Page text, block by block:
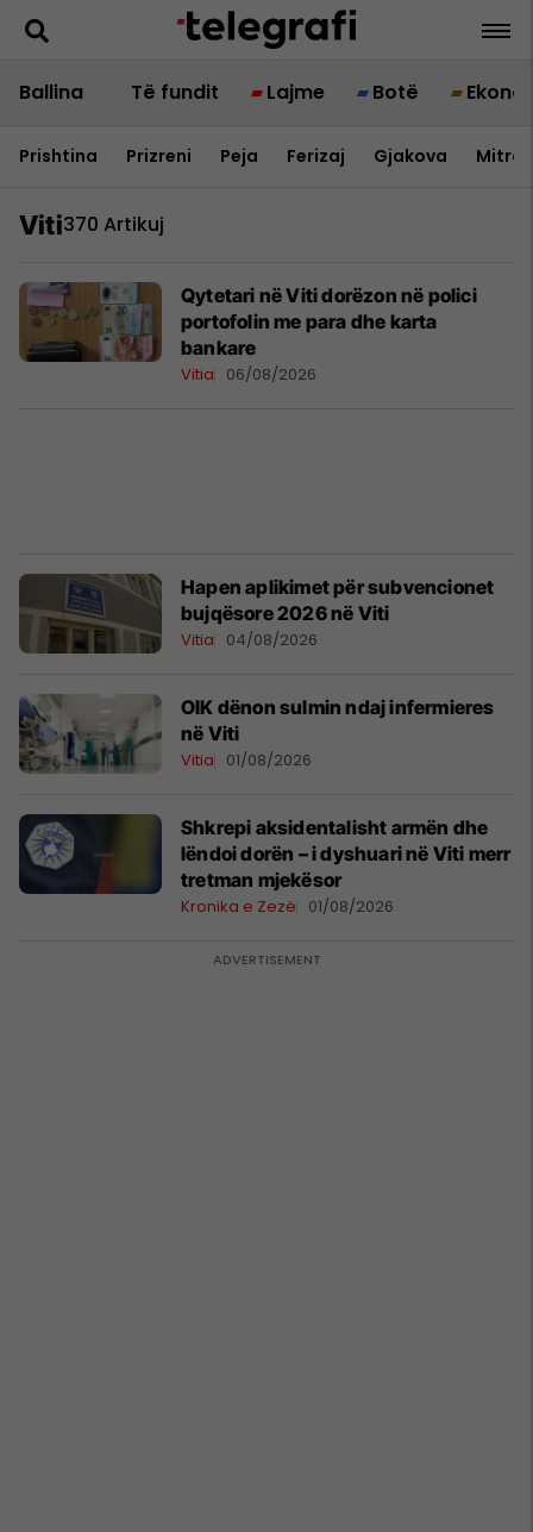
Ballina Të fundit Lajme Botë
Prishtina Prizreni Peja Ferizaj Gjakova
Viti370 Artikuj
Qytetari në Viti dorëzon në polici
portofolin me para dhe karta
bankare
Vitia 06/08/2026
Hapen aplikimet për subvencionet
bujqësore 2026 në Viti
Vitia 04/08/2026
OIK dënon sulmin ndaj infermieres
në Viti
Vitia 01/08/2026
Shkrepi aksidentalisht armën dhe
lëndoi dorën – i dyshuari në Viti merr
tretman mjekësor
Kronika e Zezë 01/08/2026